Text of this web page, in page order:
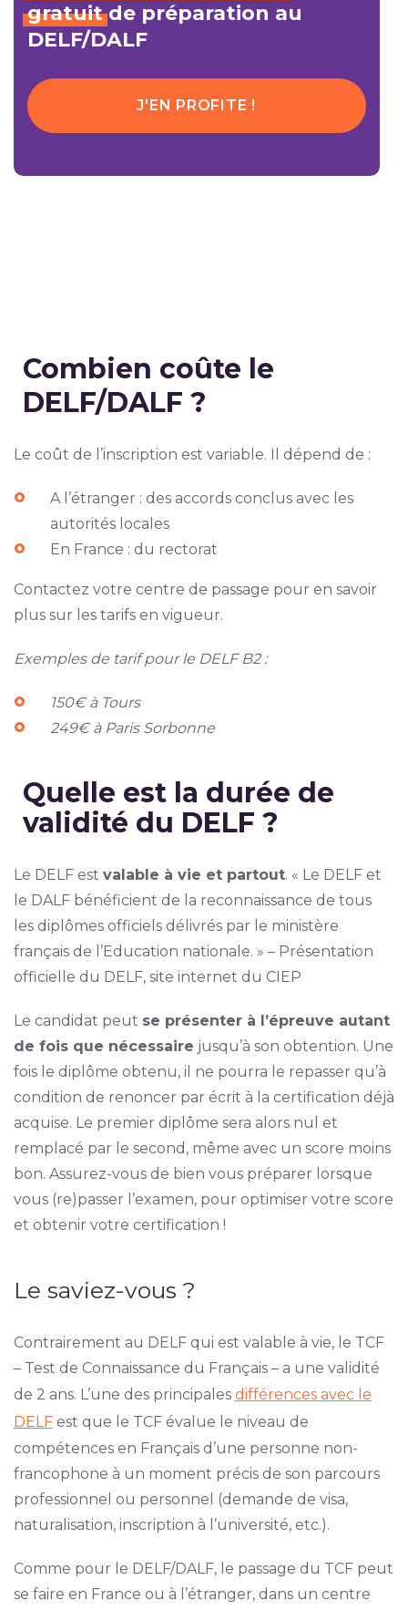
gratuitde préparation au
DELF/DALF
J'EN PROFITE !
Combien coûte le
DELF/DALF ?
Le coût de l’inscription est variable. Il dépend de :
A l’étranger : des accords conclus avec les
autorités locales
En France : du rectorat
Contactez votre centre de passage pour en savoir
plus sur les tarifs en vigueur.
Exemples de tarif pour le DELF B2 :
150€ à Tours
249€ à Paris Sorbonne
Quelle est la durée de
validité du DELF ?
Le DELF est valable à vie et partout. « Le DELF et
le DALF bénéficient de la reconnaissance de tous
les diplômes officiels délivrés par le ministère
français de l’Education nationale. » – Présentation
officielle du DELF, site internet du CIEP
Le candidat peut se présenter à l’épreuve autant
de fois que nécessaire jusqu’à son obtention. Une
fois le diplôme obtenu, il ne pourra le repasser qu’à
condition de renoncer par écrit à la certification déjà
acquise. Le premier diplôme sera alors nul et
remplacé par le second, même avec un score moins
bon. Assurez-vous de bien vous préparer lorsque
vous (re)passer l’examen, pour optimiser votre score
et obtenir votre certification !
Le saviez-vous ?
Contrairement au DELF qui est valable à vie, le TCF
– Test de Connaissance du Français – a une validité
de 2 ans. L’une des principales différences avec le
DELFest que le TCF évalue le niveau de
compétences en Français d’une personne non-
francophone à un moment précis de son parcours
professionnel ou personnel (demande de visa,
naturalisation, inscription à l’université, etc.).
Comme pour le DELF/DALF, le passage du TCF peut
se faire en France ou à l’étranger, dans un centre